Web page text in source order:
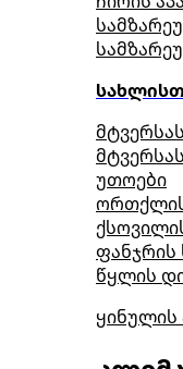
უთოები
ფანჯრის
წყლის
ყინულის